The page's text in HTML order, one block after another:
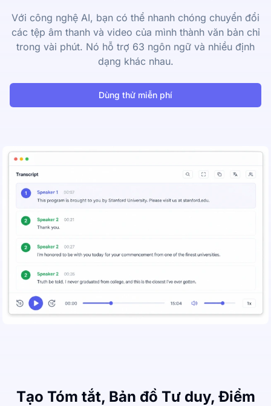
Với công nghệ AI, bạn có thể nhanh chóng chuyển đổi
các tệp âm thanh và video của mình thành văn bản chỉ
trong vài phút. Nó hỗ trợ 63 ngôn ngữ và nhiều định
dạng khác nhau.
Dùng thử miễn phí
Tạo Tóm tắt, Bản đồ Tư duy, Điểm